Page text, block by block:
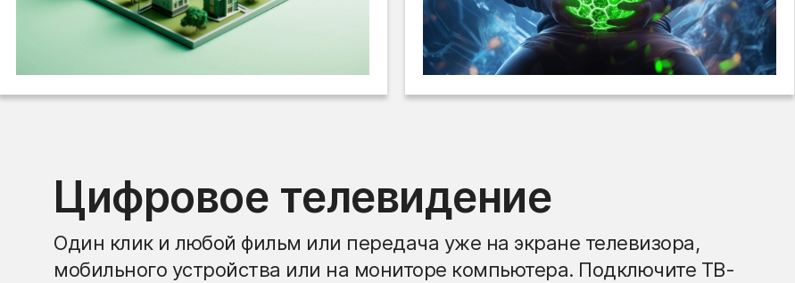
Цифровое телевидение
Один клик и любой фильм или передача уже на экране телевизора,
мобильного устройства или на мониторе компьютера. Подключите ТВ-